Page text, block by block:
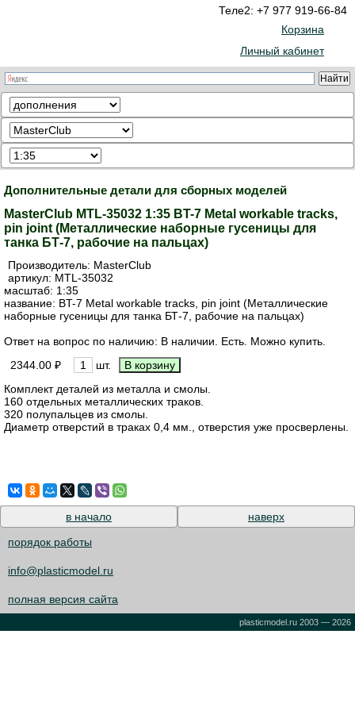
Теле2: +7 977 919-66-84
Корзина
Личный кабинет
Дополнительные детали для сборных моделей
MasterClub MTL-35032 1:35 BT-7 Metal workable tracks,
pin joint (Металлические наборные гусеницы для
танка БТ-7, рабочие на пальцах)
Производитель: MasterClub
артикул: MTL-35032
масштаб: 1:35
название: BT-7 Metal workable tracks, pin joint (Металлические
наборные гусеницы для танка БТ-7, рабочие на пальцах)
Ответ на вопрос по наличию: В наличии. Есть. Можно купить.
2344.00 ₽
шт.
Комплект деталей из металла и смолы.
160 отдельных металлических траков.
320 полупальцев из смолы.
Диаметр отверстий в траках 0,4 мм., отверстия уже просверлены.
в начало
наверх
порядок работы
info@plasticmodel.ru
полная версия сайта
plasticmodel.ru 2003 — 2026